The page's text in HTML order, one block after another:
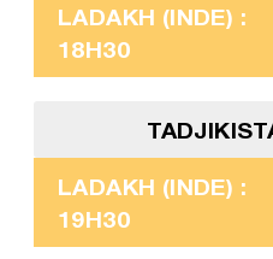
LADAKH (INDE) :
18H30
LADAKH (INDE) :
19H30